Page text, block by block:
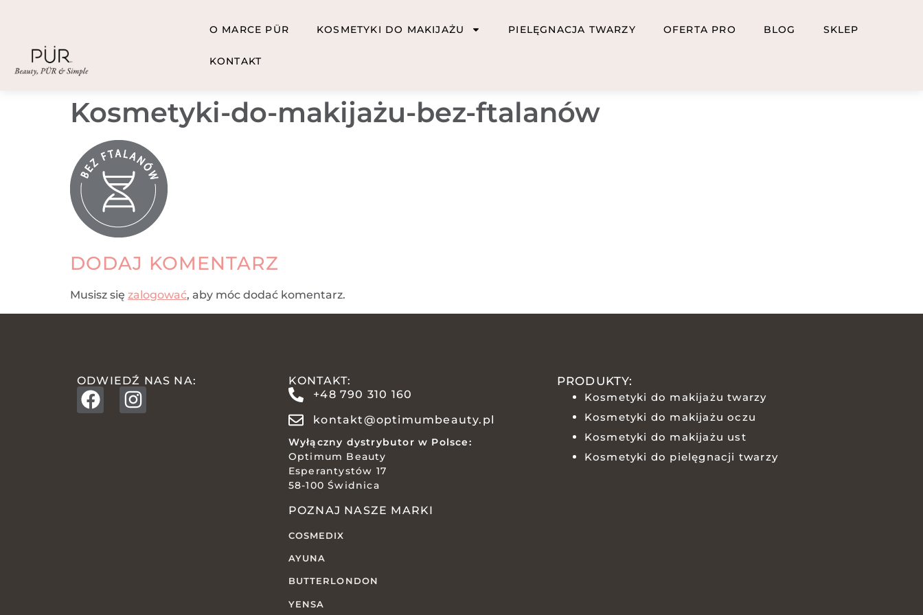
O MARCE PÜR KOSMETYKI DO MAKIJAŻU PIELĘGNACJA TWARZY OFERTA PRO BLOG SKLEP
KONTAKT
Kosmetyki-do-makijażu-bez-ftalanów
DODAJ KOMENTARZ
Musisz się zalogować, aby móc dodać komentarz.
ODWIEDŹ NAS NA:
KONTAKT:
+48 790 310 160
kontakt@optimumbeauty.pl
Wyłączny dystrybutor w Polsce:
Optimum Beauty
Esperantystów 17
58-100 Świdnica
POZNAJ NASZE MARKI
COSMEDIX
AYUNA
BUTTERLONDON
YENSA
PRODUKTY:
Kosmetyki do makijażu twarzy
Kosmetyki do makijażu oczu
Kosmetyki do makijażu ust
Kosmetyki do pielęgnacji twarzy